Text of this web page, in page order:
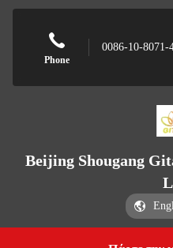
Phone
0086-10-8071-
Beijing Shougang